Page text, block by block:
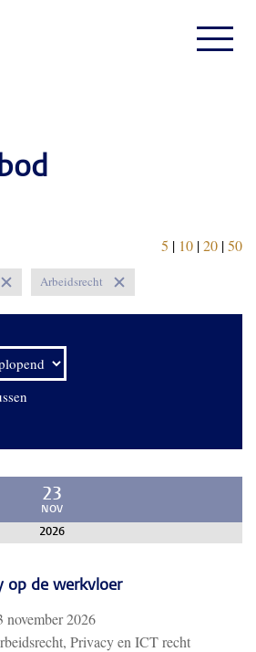
5 | 10 |20 |50
Arbeidsrecht
23
NOV
2026
op de werkvloer
november 2026
Privacy en ICT recht